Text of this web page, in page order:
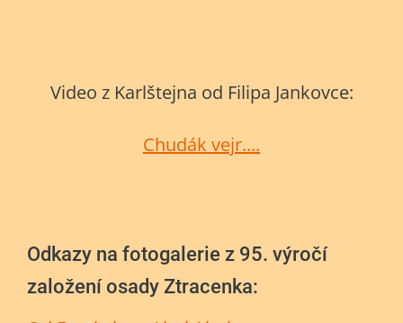
Video z Karlštejna od Filipa Jankovce:
Chudák vejr....
Odkazy na fotogalerie z 95. výročí
založení osady Ztracenka: